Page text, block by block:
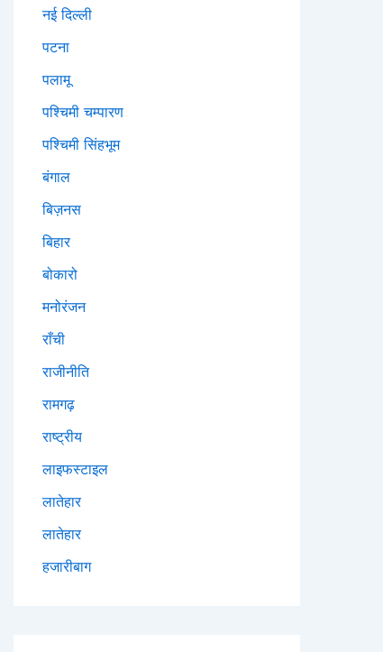
नई दिल्ली
पटना
पलामू
पश्चिमी चम्पारण
पश्चिमी सिंहभूम
बंगाल
बिज़नस
बिहार
बोकारो
मनोरंजन
राँची
राजीनीति
रामगढ़
राष्ट्रीय
लाइफस्टाइल
लातेहार
लातेहार
हजारीबाग